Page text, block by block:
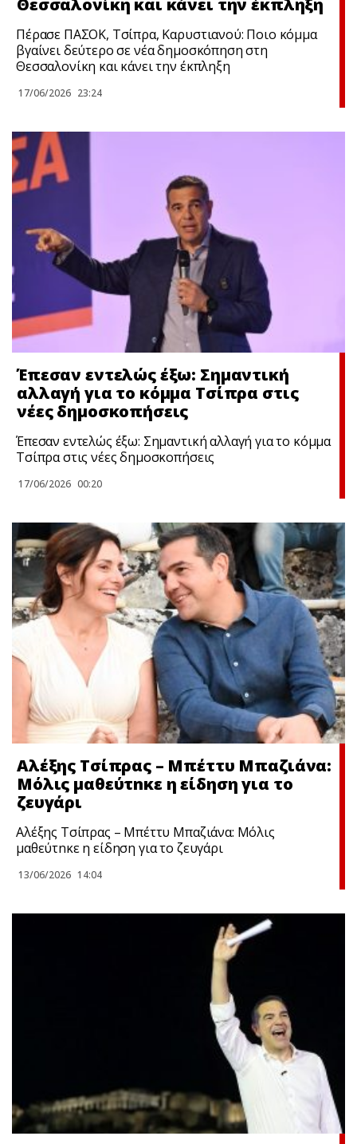
Πέρασε ΠΑΣΟΚ, Τσίπρα, Καρυστιανού: Ποιο κόμμα
βγαίνει δεύτερο σε νέα δημοσκόπηση στη
Θεσσαλονίκη και κάνει την έκπληξη
17/06/2026 23:24
Έπεσαν εντελώς έξω: Σημαντική
αλλαγή για το κόμμα Τσίπρα στις
νέες δημοσκοπήσεις
Έπεσαν εντελώς έξω: Σημαντική αλλαγή για το κόμμα
Τσίπρα στις νέες δημοσκοπήσεις
17/06/2026 00:20
Αλέξης Τσίπρας – Μπέττυ Μπαζιάνα:
Μόλις μαθεύτnκε η είδηση για το
ζευγάρι
Αλέξης Τσίπρας – Μπέττυ Μπαζιάνα: Μόλις
μαθεύτnκε η είδηση για το ζευγάρι
13/06/2026 14:04